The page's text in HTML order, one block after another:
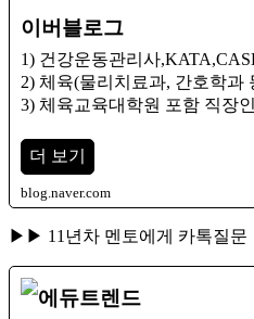
이버블로그
1) 건강운동관리사
2) 체육(물리치료과, 간호학과
3) 체육교육대학원 포함 직장
더 보기
blog.naver.com
▶▶ 11년차 멘토에게 카톡질문
에듀트렌드